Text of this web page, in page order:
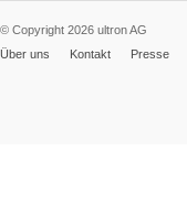
© Copyright 2026 ultron AG
Über uns
Kontakt Presse